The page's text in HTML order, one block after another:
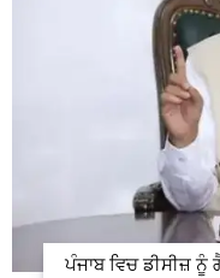
ਪੰਜਾਬ ਵਿਚ ਡੀਸੀਜ਼